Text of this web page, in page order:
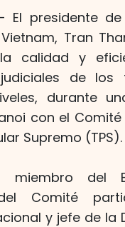
El presidente
Tran
calidad y
de los
durante
con el
Supremo (TPS).
miembro del
Comité
y jefe de la